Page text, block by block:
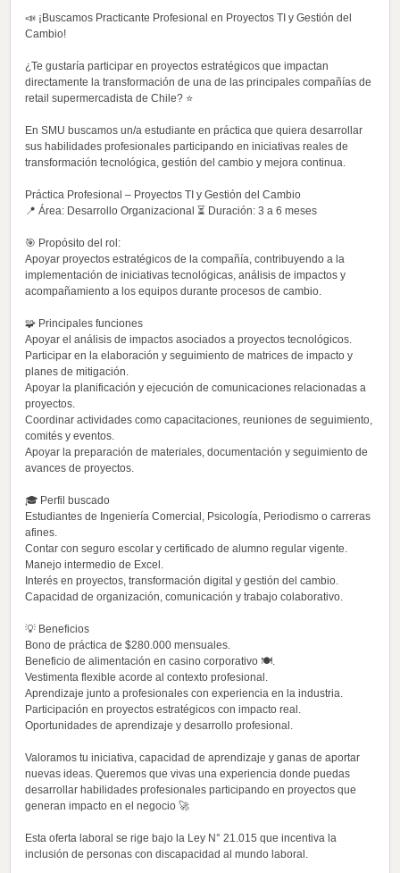
📣 ¡Buscamos Practicante Profesional en Proyectos TI y Gestión del
Cambio!
¿Te gustaría participar en proyectos estratégicos que impactan
directamente la transformación de una de las principales compañías de
retail supermercadista de Chile? ⭐
En SMU buscamos un/a estudiante en práctica que quiera desarrollar
sus habilidades profesionales participando en iniciativas reales de
transformación tecnológica, gestión del cambio y mejora continua.
Práctica Profesional – Proyectos TI y Gestión del Cambio
📍 Área: Desarrollo Organizacional ⏳ Duración: 3 a 6 meses
🎯 Propósito del rol:
Apoyar proyectos estratégicos de la compañía, contribuyendo a la
implementación de iniciativas tecnológicas, análisis de impactos y
acompañamiento a los equipos durante procesos de cambio.
🧩 Principales funciones
Apoyar el análisis de impactos asociados a proyectos tecnológicos.
Participar en la elaboración y seguimiento de matrices de impacto y
planes de mitigación.
Apoyar la planificación y ejecución de comunicaciones relacionadas a
proyectos.
Coordinar actividades como capacitaciones, reuniones de seguimiento,
comités y eventos.
Apoyar la preparación de materiales, documentación y seguimiento de
avances de proyectos.
🎓 Perfil buscado
Estudiantes de Ingeniería Comercial, Psicología, Periodismo o carreras
afines.
Contar con seguro escolar y certificado de alumno regular vigente.
Manejo intermedio de Excel.
Interés en proyectos, transformación digital y gestión del cambio.
Capacidad de organización, comunicación y trabajo colaborativo.
💡 Beneficios
Bono de práctica de $280.000 mensuales.
Beneficio de alimentación en casino corporativo 🍽️.
Vestimenta flexible acorde al contexto profesional.
Aprendizaje junto a profesionales con experiencia en la industria.
Participación en proyectos estratégicos con impacto real.
Oportunidades de aprendizaje y desarrollo profesional.
Valoramos tu iniciativa, capacidad de aprendizaje y ganas de aportar
nuevas ideas. Queremos que vivas una experiencia donde puedas
desarrollar habilidades profesionales participando en proyectos que
generan impacto en el negocio 🚀
Esta oferta laboral se rige bajo la Ley N° 21.015 que incentiva la
inclusión de personas con discapacidad al mundo laboral.